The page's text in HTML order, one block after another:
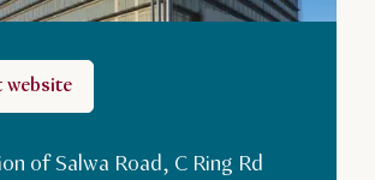
website
of Salwa Road, C Ring Rd